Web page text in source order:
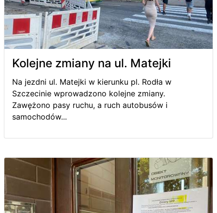
Kolejne zmiany na ul. Matejki
Na jezdni ul. Matejki w kierunku pl. Rodła w
Szczecinie wprowadzono kolejne zmiany.
Zawężono pasy ruchu, a ruch autobusów i
samochodów...